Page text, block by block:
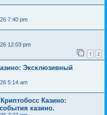
7:40 pm
12:03 pm
1 2
Эксклюзивный
5:14 am
Казино:
казино.